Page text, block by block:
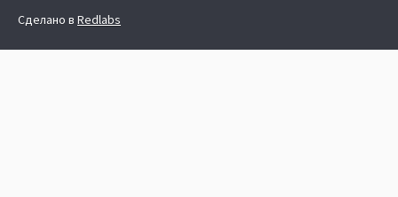
Сделано в Redlabs